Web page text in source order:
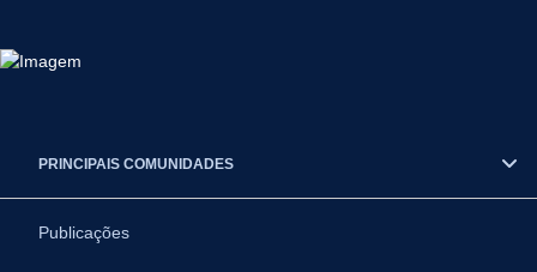
PRINCIPAIS COMUNIDADES
Publicações